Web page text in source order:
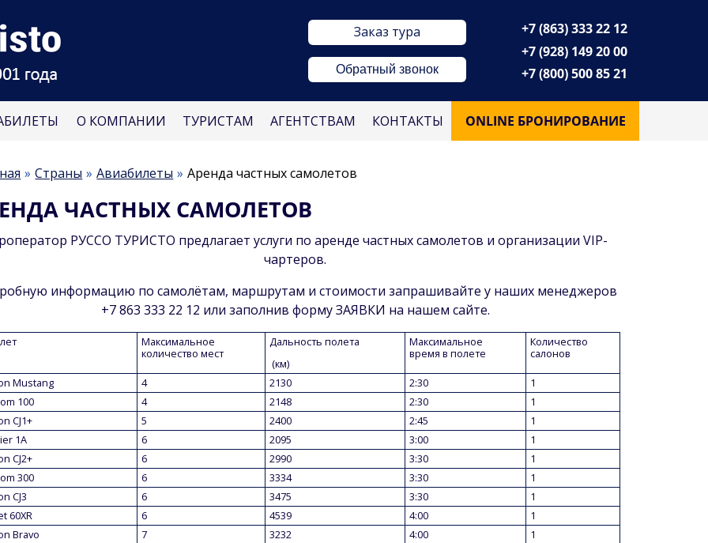
Заказ тура
Обратный звонок
+7 (863) 333 22 12
+7 (928) 149 20 00
+7 (800) 500 85 21
О КОМПАНИИ ТУРИСТАМ АГЕНТСТВАМ КОНТАКТЫ ONLINE БРОНИРОВАНИЕ
Страны Авиабилеты Аренда частных самолетов
ЧАСТНЫХ САМОЛЕТОВ
РУССО ТУРИСТО предлагает услуги по аренде частных самолетов и организации VIP-
чартеров.
информацию по самолётам, маршрутам и стоимости запрашивайте у наших менеджеров
+7 863 333 22 12 или заполнив форму ЗАЯВКИ на нашем сайте.
Максимальное
количество мест
Дальность полета
(км)
Maксимальное
время в полете
Количество
салонов
Mustang 4 2130 2:30
1
100
4 2148 2:30
1
CJ1+
5 2400 2:45
1
1A
6 2095 3:00
1
CJ2+
6 2990 3:30
1
300
6 3334 3:30
1
CJ3
6 3475 3:30
1
60XR
6 4539 4:00
1
Bravo
7 3232 4:00
1